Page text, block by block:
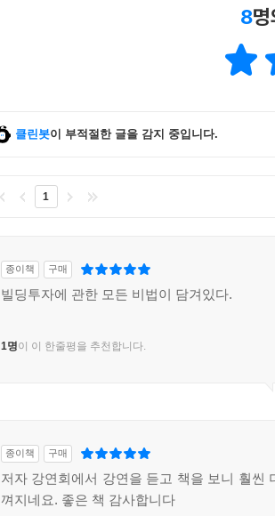
8
클린봇이 부적절한 글을 감지 중입니다.
1
종이책 구매
빌딩투자에 관한 모든 비법이 담겨있다.
1명이 이 한줄평을 추천합니다.
종이책 구매
저자 강연회에서 강연을 듣고 책을 보니 훨씬
껴지네요. 좋은 책 감사합니다